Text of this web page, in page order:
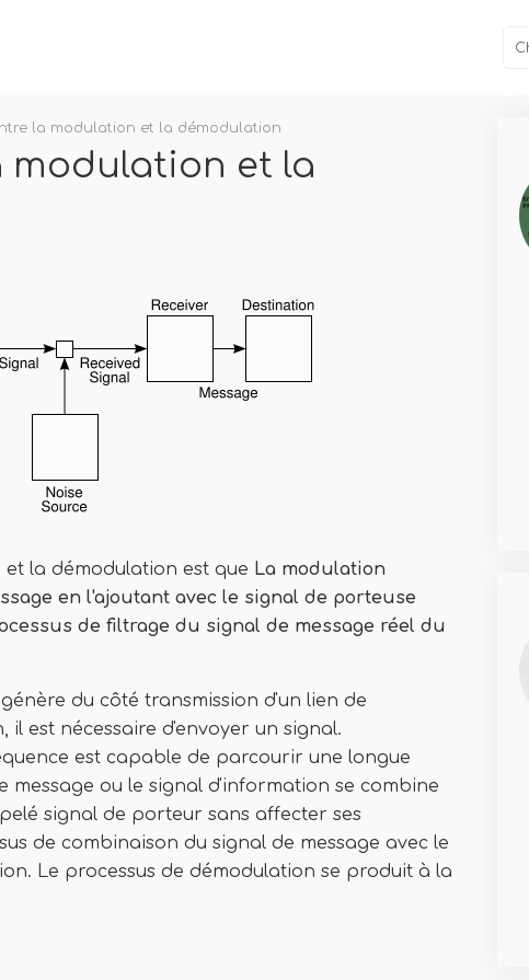
la modulation et la démodulation
modulation et la
la démodulation est que La modulation
en l'ajoutant avec le signal de porteuse
de filtrage du signal de message réel du
du côté transmission d'un lien de
est nécessaire d'envoyer un signal.
est capable de parcourir une longue
message ou le signal d'information se combine
signal de porteur sans affecter ses
de combinaison du signal de message avec le
Le processus de démodulation se produit à la